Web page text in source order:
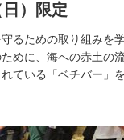
日）限定
るための取り組みを
めに、海への赤土の
ている「ベチバー」